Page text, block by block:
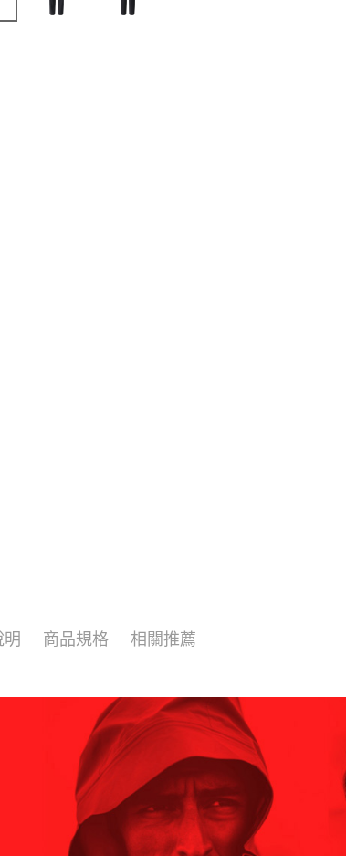
明 商品規格 相關推薦